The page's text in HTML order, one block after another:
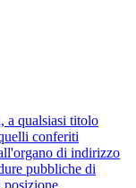
a qualsiasi titolo
conferiti
di indirizzo
pubbliche di